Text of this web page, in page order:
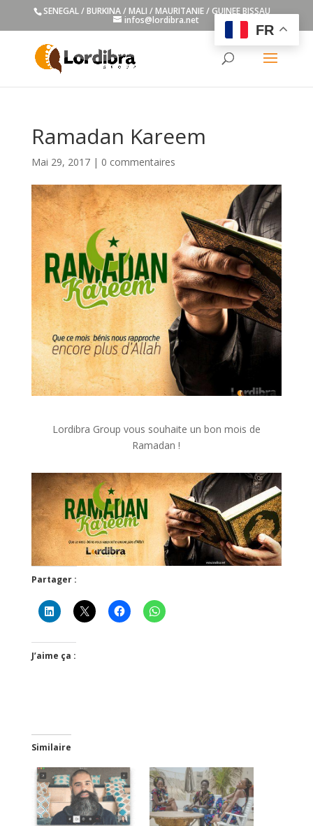
SENEGAL / BURKINA / MALI / MAURITANIE / GUINEE BISSAU
infos@lordibra.net
Ramadan Kareem
Mai 29, 2017| 0 commentaires
Lordibra Group vous souhaite un bon mois de
Ramadan !
Partager :
J’aime ça :
Similaire
FR